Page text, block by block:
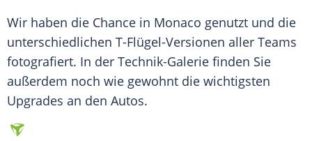
Wir haben die Chance in Monaco genutzt und die
unterschiedlichen T-Flügel-Versionen aller Teams
fotografiert. In der Technik-Galerie finden Sie
außerdem noch wie gewohnt die wichtigsten
Upgrades an den Autos.